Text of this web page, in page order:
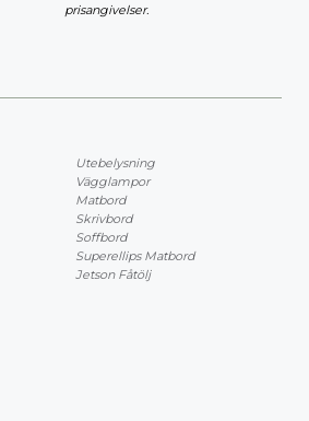
prisangivelser.
Utebelysning
Vägglampor
Matbord
Skrivbord
Soffbord
Superellips Matbord
Jetson Fåtölj